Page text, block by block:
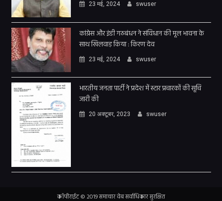
23 मई, 2024 swuser
कांग्रेस और इंडी गठबंधन ने संविधान की मूल भावना के
साथ खिलवाड़ किया : किरण देव
23 मई, 2024 swuser
भारतीय जनता पार्टी ने प्रदेश में स्टार प्रचारकों की सूचि
जारी की
20 अक्टूबर, 2023 swuser
कॉपीराईट © 2019 समाचार वेब सर्वाधिकार सुरक्षित